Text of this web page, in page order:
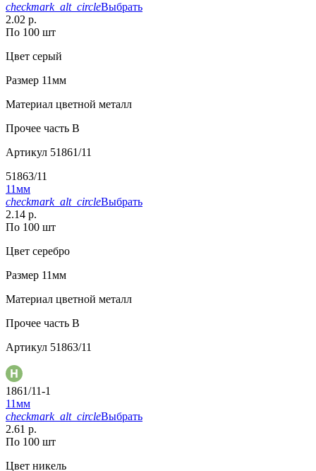
checkmark_alt_circleВыбрать
2.02 р.
По 100 шт
Цвет серый
Размер 11мм
Материал цветной металл
Прочее часть B
Артикул 51861/11
51863/11
11мм
checkmark_alt_circleВыбрать
2.14 р.
По 100 шт
Цвет серебро
Размер 11мм
Материал цветной металл
Прочее часть B
Артикул 51863/11
1861/11-1
11мм
checkmark_alt_circleВыбрать
2.61 р.
По 100 шт
Цвет никель